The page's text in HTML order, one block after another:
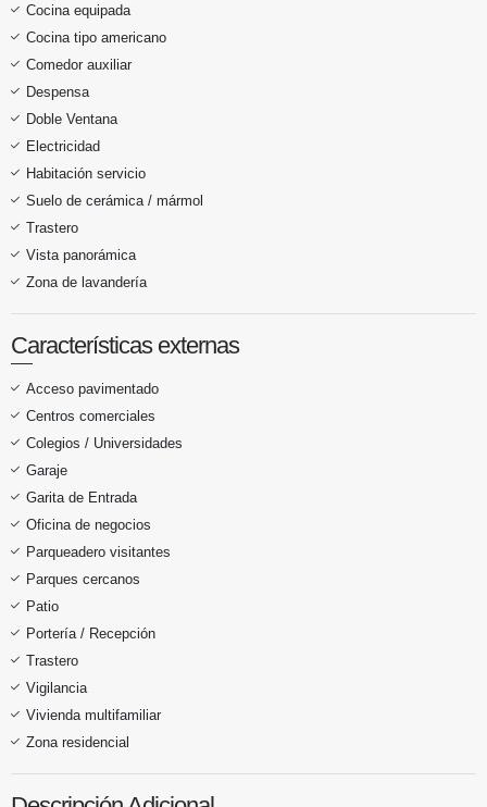
Cocina equipada
Cocina tipo americano
Comedor auxiliar
Despensa
Doble Ventana
Electricidad
Habitación servicio
Suelo de cerámica / mármol
Trastero
Vista panorámica
Zona de lavandería
Características externas
Acceso pavimentado
Centros comerciales
Colegios / Universidades
Garaje
Garita de Entrada
Oficina de negocios
Parqueadero visitantes
Parques cercanos
Patio
Portería / Recepción
Trastero
Vigilancia
Vivienda multifamiliar
Zona residencial